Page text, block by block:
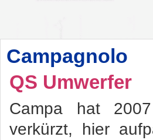
Campagnolo
QS Umwerfer
Campa hat
verkürzt, hier